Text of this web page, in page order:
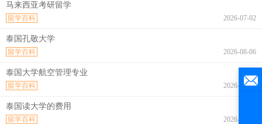
马来西亚考研留学
2026-07-02
留学百科
泰国孔敬大学
2026-08-06
留学百科
泰国大学航空管理专业
2026-08-06
留学百科
泰国读大学的费用
2026-08-06
留学百科